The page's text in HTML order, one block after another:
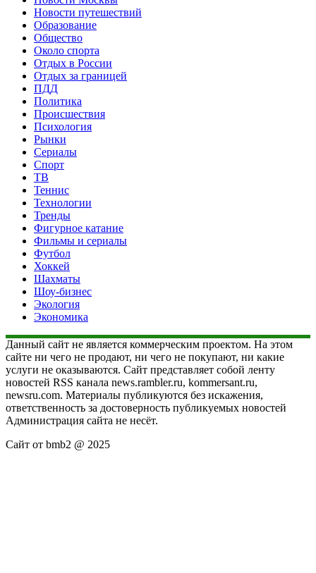
Новости путешествий
Образование
Общество
Около спорта
Отдых в России
Отдых за границей
ПДД
Политика
Происшествия
Психология
Рынки
Сериалы
Спорт
ТВ
Теннис
Технологии
Тренды
Фигурное катание
Фильмы и сериалы
Футбол
Хоккей
Шахматы
Шоу-бизнес
Экология
Экономика
Данный сайт не является коммерческим проектом. На этом
сайте ни чего не продают, ни чего не покупают, ни какие
услуги не оказываются. Сайт представляет собой ленту
новостей RSS канала news.rambler.ru, kommersant.ru,
newsru.com. Материалы публикуются без искажения,
ответственность за достоверность публикуемых новостей
Администрация сайта не несёт.
Сайт от bmb2 @ 2025